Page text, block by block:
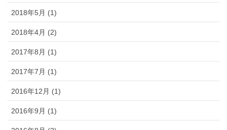
2018年5月 (1)
2018年4月 (2)
2017年8月 (1)
2017年7月 (1)
2016年12月 (1)
2016年9月 (1)